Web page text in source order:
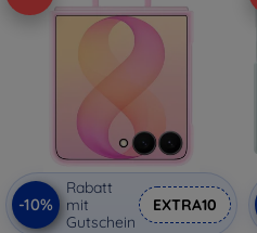
-10%
Rabatt
mit
Gutschein
EXTRA10